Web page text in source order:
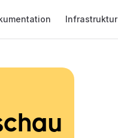
Infrastruktur